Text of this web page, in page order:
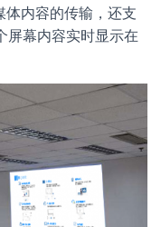
体内容的传输，还支
屏幕内容实时显示在